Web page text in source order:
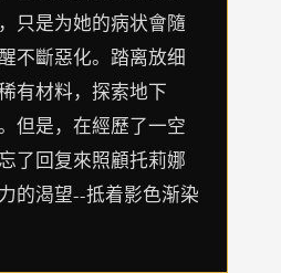
只是为她的病状會隨
不斷惡化。踏离放细
有材料，探索地下
但是，在經歷了一空
了回复來照顧托莉娜
的渴望--抵着影色渐染